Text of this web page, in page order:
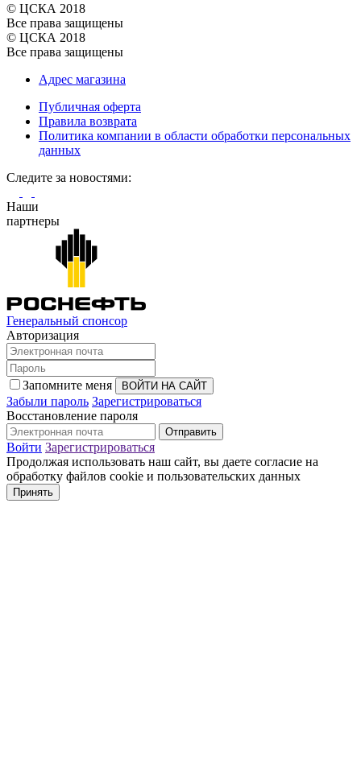
© ЦСКА 2018
Все права защищены
© ЦСКА 2018
Все права защищены
Адрес магазина
Публичная оферта
Правила возврата
Политика компании в области обработки персональных
данных
Cледите за новостями:
Наши
партнеры
Генеральный спонсор
Авторизация
Запомните меня
Забыли пароль Зарегистрироваться
Восстановление пароля
Войти Зарегистрироваться
Продолжая использовать наш сайт, вы даете согласие на
обработку файлов cookie и пользовательских данных
Принять